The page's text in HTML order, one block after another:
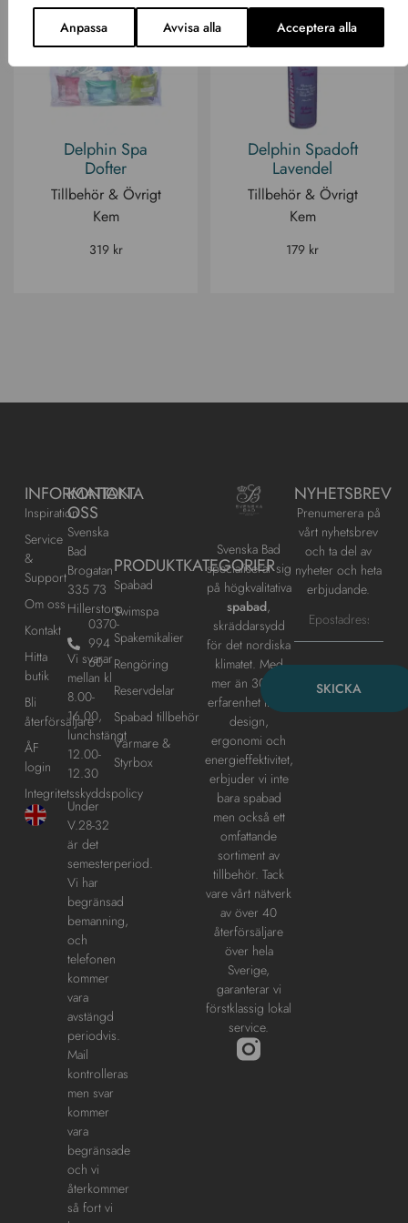
Anpassa Avvisa alla Acceptera alla
Delphin Spa
Dofter
Tillbehör & Övrigt
Kem
319 kr
Delphin Spadoft
Lavendel
Tillbehör & Övrigt
Kem
179 kr
Svenska Bad
specialiserar sig
på högkvalitativa
spabad,
skräddarsydd
för det nordiska
klimatet. Med
mer än 30 års
erfarenhet inom
design,
ergonomi och
energieffektivitet,
erbjuder vi inte
bara spabad
men också ett
omfattande
sortiment av
tillbehör. Tack
vare vårt nätverk
av över 40
återförsäljare
över hela
Sverige,
garanterar vi
förstklassig lokal
service.
KONTAKTA
OSS
Svenska
Bad
Brogatan
335 73
Hillerstorp
0370-
994
60
Vi svarar
mellan kl
8.00-
16.00,
lunchstängt
12.00-
12.30
Under
V.28-32
är det
semesterperiod.
Vi har
begränsad
bemanning,
och
telefonen
kommer
vara
avstängd
periodvis.
Mail
kontrolleras
men svar
kommer
vara
begränsade
och vi
återkommer
så fort vi
INFORMATION
Inspiration
Service
&
Support
Om oss
Kontakt
Hitta
butik
Bli
återförsäljare
ÅF
login
Integritetsskyddspolicy
PRODUKTKATEGORIER
Spabad
Swimspa
Spakemikalier
Rengöring
Reservdelar
Spabad tillbehör
Värmare &
Styrbox
NYHETSBREV
Prenumerera på
vårt nyhetsbrev
och ta del av
nyheter och heta
erbjudande.
SKICKA